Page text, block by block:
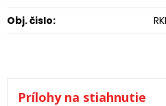
Obj. čislo:
Prílohy na stiahnutie